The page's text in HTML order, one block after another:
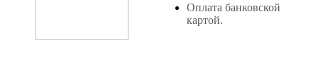
Оплата банковской
картой.